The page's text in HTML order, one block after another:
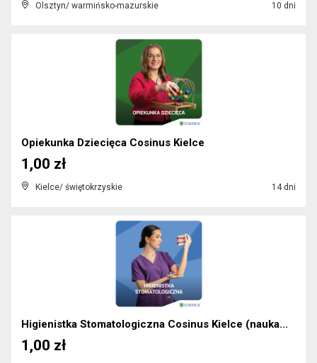
Olsztyn/ warmińsko-mazurskie 10 dni
Opiekunka Dziecięca Cosinus Kielce
Kielce/ świętokrzyskie 14 dni
1,00 zł
Higienistka Stomatologiczna Cosinus Kielce (nauka...
1,00 zł